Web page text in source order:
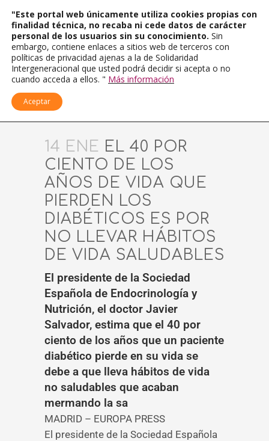
14 ENE EL 40 POR
CIENTO DE LOS
AÑOS DE VIDA QUE
PIERDEN LOS
DIABÉTICOS ES POR
NO LLEVAR HÁBITOS
DE VIDA SALUDABLES
El presidente de la Sociedad
Española de Endocrinología y
Nutrición, el doctor Javier
Salvador, estima que el 40 por
ciento de los años que un paciente
diabético pierde en su vida se
debe a que lleva hábitos de vida
no saludables que acaban
mermando la sa
MADRID – EUROPA PRESS
El presidente de la Sociedad Española
"Este portal web únicamente utiliza cookies propias con
finalidad técnica, no recaba ni cede datos de carácter
personal de los usuarios sin su conocimiento. Sin
embargo, contiene enlaces a sitios web de terceros con
políticas de privacidad ajenas a la de Solidaridad
Intergeneracional que usted podrá decidir si acepta o no
cuando acceda a ellos. " Más información
Aceptar